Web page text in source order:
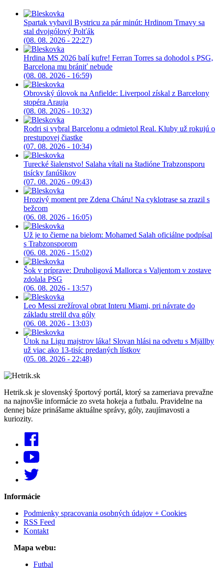
Spartak vybavil Bystricu za pár minút: Hrdinom Trnavy sa
stal dvojgólový Polťák
(08. 08. 2026 - 22:27)
Hrdina MS 2026 balí kufre! Ferran Torres sa dohodol s PSG,
Barcelona mu brániť nebude
(08. 08. 2026 - 16:59)
Obrovský úlovok na Anfielde: Liverpool získal z Barcelony
stopéra Arauja
(08. 08. 2026 - 10:32)
Rodri si vybral Barcelonu a odmietol Real. Kluby už rokujú o
prestupovej čiastke
(07. 08. 2026 - 10:34)
Turecké šialenstvo! Salaha vítali na štadióne Trabzonsporu
tisícky fanúšikov
(07. 08. 2026 - 09:43)
Hrozivý moment pre Zdena Cháru! Na cyklotrase sa zrazil s
bežcom
(06. 08. 2026 - 16:05)
Už je to čierne na bielom: Mohamed Salah oficiálne podpísal
s Trabzonsporom
(06. 08. 2026 - 15:02)
Šok v príprave: Druholigová Mallorca s Valjentom v zostave
zdolala PSG
(06. 08. 2026 - 13:57)
Leo Messi zrežíroval obrat Interu Miami, pri návrate do
základu strelil dva góly
(06. 08. 2026 - 13:03)
Útok na Ligu majstrov láka! Slovan hlási na odvetu s Mjällby
už viac ako 13-tisíc predaných lístkov
(05. 08. 2026 - 22:48)
Hetrik.sk je slovenský športový portál, ktorý sa zameriava prevažne
na najnovšie informácie zo sveta hokeja a futbalu. Pravidelne na
dennej báze prinášame aktuálne správy, góly, zaujímavosti a
kuriozity.
Informácie
Podmienky spracovania osobných údajov + Cookies
RSS Feed
Kontakt
Mapa webu:
Futbal